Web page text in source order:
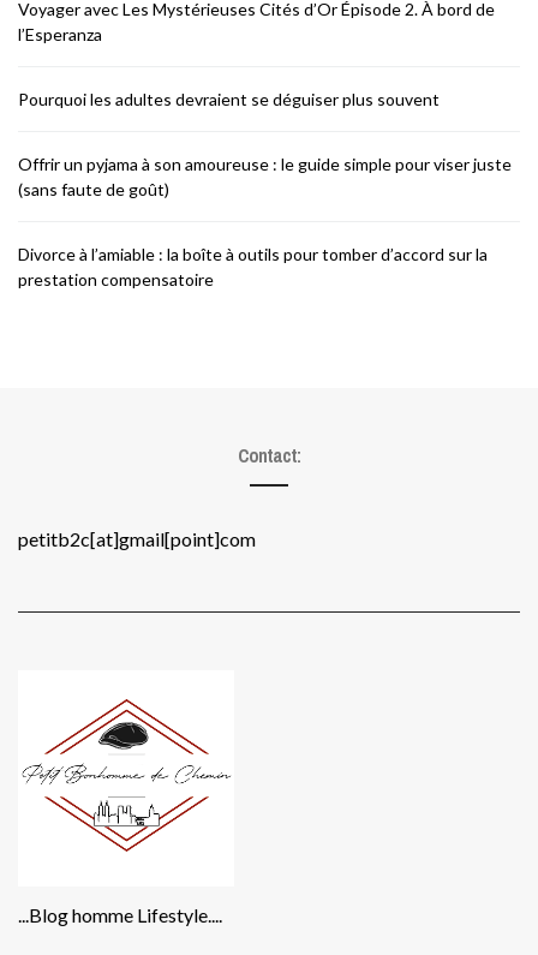
Voyager avec Les Mystérieuses Cités d’Or Épisode 2. À bord de
l’Esperanza
Pourquoi les adultes devraient se déguiser plus souvent
Offrir un pyjama à son amoureuse : le guide simple pour viser juste
(sans faute de goût)
Divorce à l’amiable : la boîte à outils pour tomber d’accord sur la
prestation compensatoire
Contact:
petitb2c[at]gmail[point]com
...Blog homme Lifestyle....